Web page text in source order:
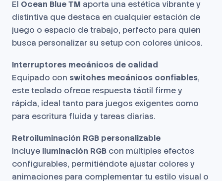
El Ocean Blue TM aporta una estética vibrante y
distintiva que destaca en cualquier estación de
juego o espacio de trabajo, perfecto para quien
busca personalizar su setup con colores únicos.
Interruptores mecánicos de calidad
Equipado con switches mecánicos confiables,
este teclado ofrece respuesta táctil firme y
rápida, ideal tanto para juegos exigentes como
para escritura fluida y tareas diarias.
Retroiluminación RGB personalizable
Incluye iluminación RGB con múltiples efectos
configurables, permitiéndote ajustar colores y
animaciones para complementar tu estilo visual o